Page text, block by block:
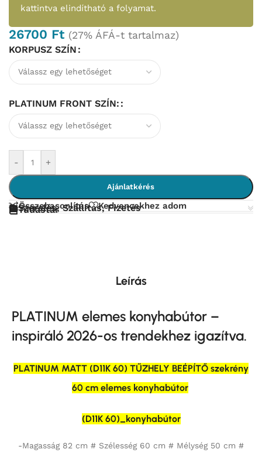
kattintva elindítható a folyamat.
26700 Ft (27% ÁFÁ-t tartalmaz)
KORPUSZ SZÍN
PLATINUM FRONT SZÍN:
- +
Ajánlatkérés
Összehasonlítás Kedvencekhez adom
Szerelés, Szállítás, Fizetés
Tudástár
Leírás
PLATINUM elemes konyhabútor –
inspiráló 2026-os trendekhez igazítva.
PLATINUM MATT (D11K 60) TŰZHELY BEÉPÍTŐ szekrény
60 cm elemes konyhabútor
(D11K 60)_konyhabútor
-Magasság 82 cm # Szélesség 60 cm # Mélység 50 cm #